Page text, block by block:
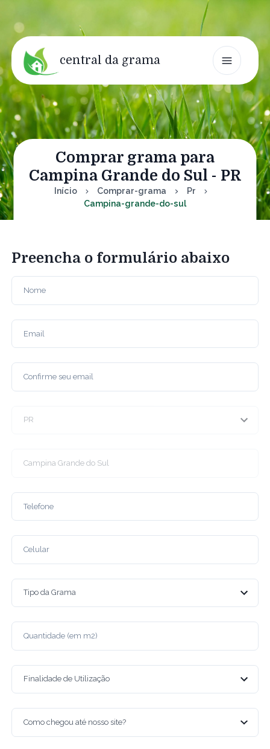
central da grama
Comprar grama para
Campina Grande do Sul - PR
Início Comprar-grama
Pr
Campina-grande-do-sul
Preencha o formulário abaixo